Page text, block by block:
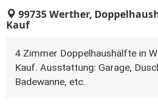
99735 Werther,
Kauf
4 Zimmer Doppelhaushälfte in
Kauf. Ausstattung: Garage,
Badewanne, etc.